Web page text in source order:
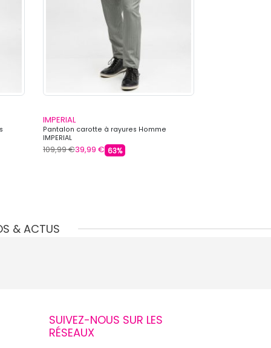
IMPERIAL
Pantalon carotte à rayures Homme
IMPERIAL
109,99 €39,99 € 63%
& ACTUS
SUIVEZ-NOUS SUR LES
RÉSEAUX